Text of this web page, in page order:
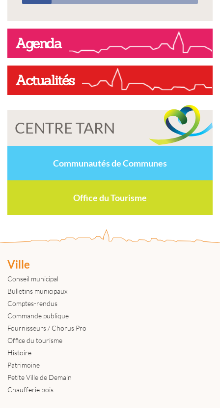
Agenda
Actualités
CENTRE TARN
Communautés de Communes
Office du Tourisme
Ville
Conseil municipal
Bulletins municipaux
Comptes-rendus
Commande publique
Fournisseurs / Chorus Pro
Office du tourisme
Histoire
Patrimoine
Petite Ville de Demain
Chaufferie bois